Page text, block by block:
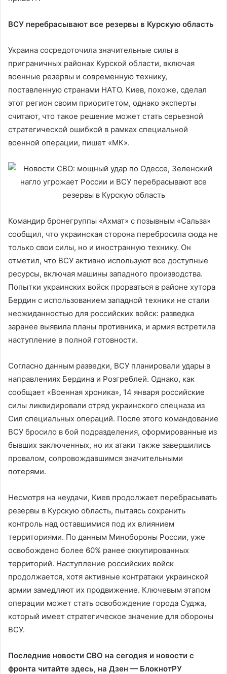
ВСУ перебрасывают все резервы в Курскую область
Украина сосредоточила значительные силы в
приграничных районах Курской области, включая
военные резервы и современную технику,
поставленную странами НАТО. Киев, похоже, сделал
этот регион своим приоритетом, однако эксперты
считают, что такое решение может стать серьезной
стратегической ошибкой в рамках специальной
военной операции, пишет «МК».
Командир бронегруппы «Ахмат» с позывным «Сальза»
сообщил, что украинская сторона перебросила сюда не
только свои силы, но и иностранную технику. Он
отметил, что ВСУ активно используют все доступные
ресурсы, включая машины западного производства.
Попытки украинских войск прорваться в районе хутора
Бердин с использованием западной техники не стали
неожиданностью для российских войск: разведка
заранее выявила планы противника, и армия встретила
наступление в полной готовности.
Согласно данным разведки, ВСУ планировали удары в
направлениях Бердина и Розгреблей. Однако, как
сообщает «Военная хроника», 14 января российские
силы ликвидировали отряд украинского спецназа из
Сил специальных операций. После этого командование
ВСУ бросило в бой подразделения, сформированные из
бывших заключенных, но их атаки также завершились
провалом, сопровождавшимся значительными
потерями.
Несмотря на неудачи, Киев продолжает перебрасывать
резервы в Курскую область, пытаясь сохранить
контроль над оставшимися под их влиянием
территориями. По данным Минобороны России, уже
освобождено более 60% ранее оккупированных
территорий. Наступление российских войск
продолжается, хотя активные контратаки украинской
армии замедляют их продвижение. Ключевым этапом
операции может стать освобождение города Суджа,
который имеет стратегическое значение для обороны
ВСУ.
Последние новости СВО на сегодня и новости с
фронта читайте здесь, на Дзен — БлокнотРУ